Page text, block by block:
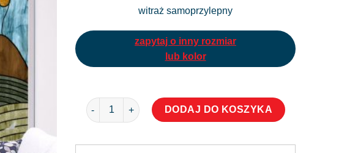
witraż samoprzylepny
zapytaj o inny rozmiar
lub kolor
ilość Naklejka witrażowa - Wiejski krajobraz
DODAJ DO KOSZYKA Alternative: